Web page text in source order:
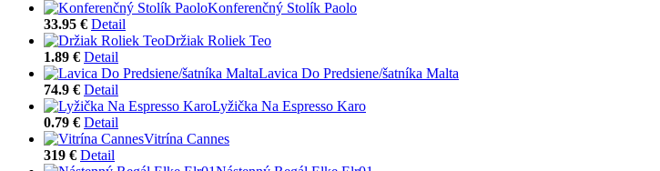
Konferenčný Stolík Paolo
33.95 € Detail
Držiak Roliek Teo
1.89 € Detail
Lavica Do Predsiene/šatníka Malta
74.9 € Detail
Lyžička Na Espresso Karo
0.79 € Detail
Vitrína Cannes
319 € Detail